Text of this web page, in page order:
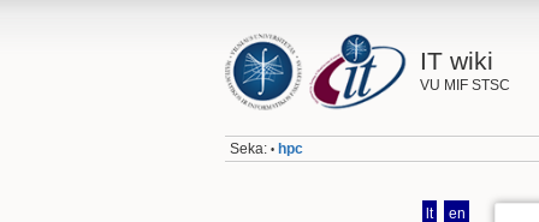
IT wiki
VU MIF STSC
Seka: • hpc
lt en